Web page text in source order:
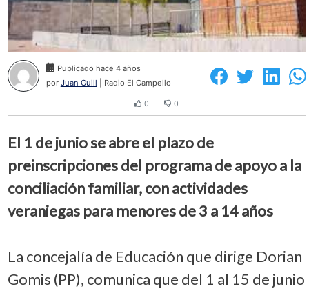
Publicado hace 4 años
por Juan Guill | Radio El Campello
0 0
El 1 de junio se abre el plazo de
preinscripciones del programa de apoyo a la
conciliación familiar, con actividades
veraniegas para menores de 3 a 14 años
La concejalía de Educación que dirige Dorian
Gomis (PP), comunica que del 1 al 15 de junio